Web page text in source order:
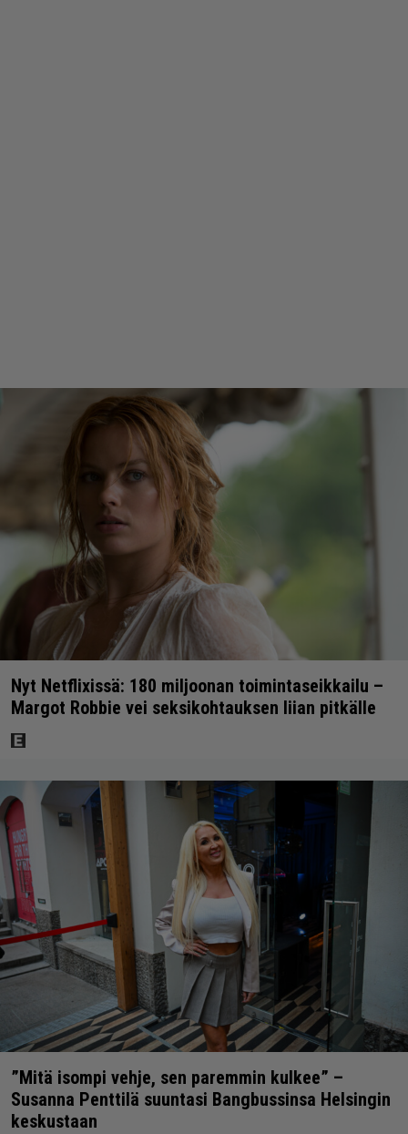
Nyt Netflixissä: 180 miljoonan toimintaseikkailu –
Margot Robbie vei seksikohtauksen liian pitkälle
”Mitä isompi vehje, sen paremmin kulkee” –
Susanna Penttilä suuntasi Bangbussinsa Helsingin
keskustaan